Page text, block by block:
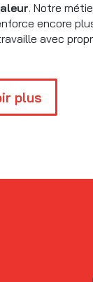
. Notre
encore
avec
plus